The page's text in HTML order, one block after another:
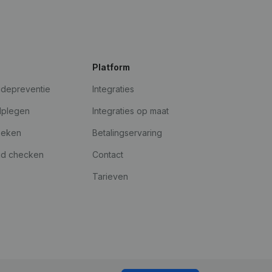
checken
Platform
Integraties
Integraties op maat
Betalingservaring
Contact
Tarieven